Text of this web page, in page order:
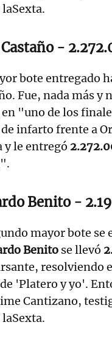
laSexta.
-
bote entregado
Fue, nada más y
"uno de los
infarto frente a
y le entregó
Benito -
mayor bote se
Benito se llevó
resolviendo
'Platero y yo'.
Cantizano,
laSexta.